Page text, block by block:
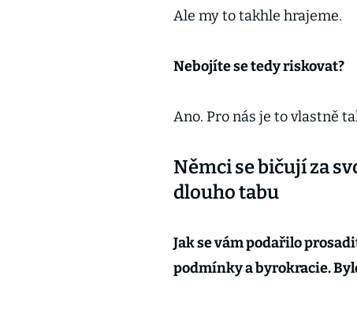
Ale my to takhle hrajeme.
Nebojíte se tedy riskovat?
Ano. Pro nás je to vlastně
Němci se bičují za
dlouho tabu
Jak se vám podařilo
podmínky a byrokracie.